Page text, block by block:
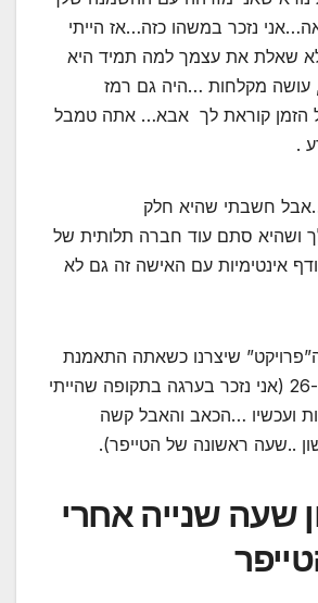
נזכר במשהו כזה…אז הייתי
שאלת את עצמך למה תמיד היא
עושה מקלחות …היה גם רמז
הזמן קוראת לך אבא… אתה טמבל
.
חשבתי שהיא חלק
ושהיא סתם עוד חברה תלותית של
אינטימיות עם האישה זה גם לא
שיצרנו כשאתה התאמנת
למרתון טבריה ה-26 (אני נזכר בערגה בתקופה שהייתי
ועכשיו …הכאב והאבל קשה
..שעה ראשונה של הטייפר).
שעה שנייה אחרי